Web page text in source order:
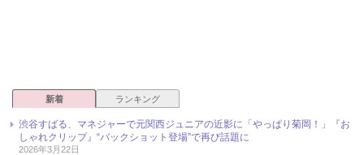
新着 ランキング
渋谷すばる、マネジャーで元関西ジュニアの近影に「やっぱり菊岡！」『お
しゃれクリップ』“バックショット登場”で再び話題に
2026年3月22日